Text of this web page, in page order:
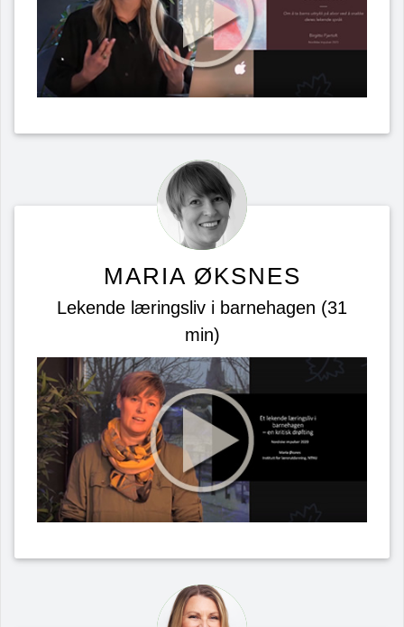
MARIA ØKSNES
Lekende læringsliv i barnehagen (31
min)